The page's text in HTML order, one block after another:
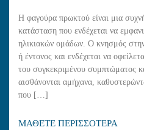
Η φαγούρα πρωκτού είναι μια
κατάσταση που ενδέχεται να
ηλικιακών ομάδων. Ο κνησμός στην
ή έντονος και ενδέχεται να
του συγκεκριμένου συμπτώματος
αισθάνονται αμήχανα,
που […]
ΜΑΘΕΤΕ ΠΕΡΙΣΣΟΤΕΡΑ